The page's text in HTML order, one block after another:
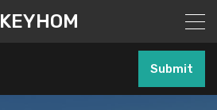
KEYHOM
Submit